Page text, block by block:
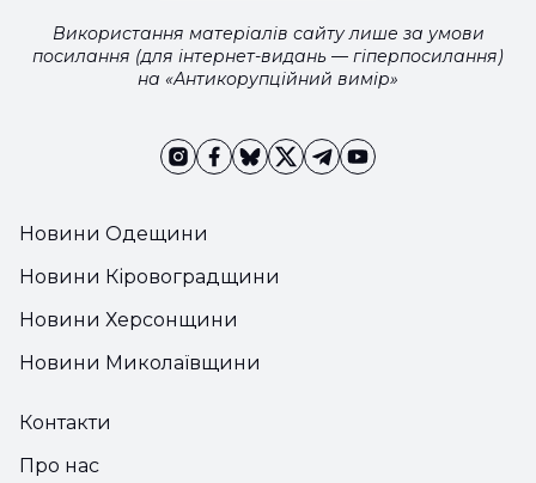
Новини Одещини
Новини Кіровоградщини
Новини Херсонщини
Новини Миколаївщини
Використання матеріалів сайту лише за умови
посилання (для інтернет-видань — гіперпосилання)
на «Антикорупційний вимір»
Контакти
Про нас